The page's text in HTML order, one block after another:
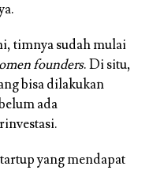
timnya sudah mulai
founders. Di situ,
bisa dilakukan
ada
yang mendapat